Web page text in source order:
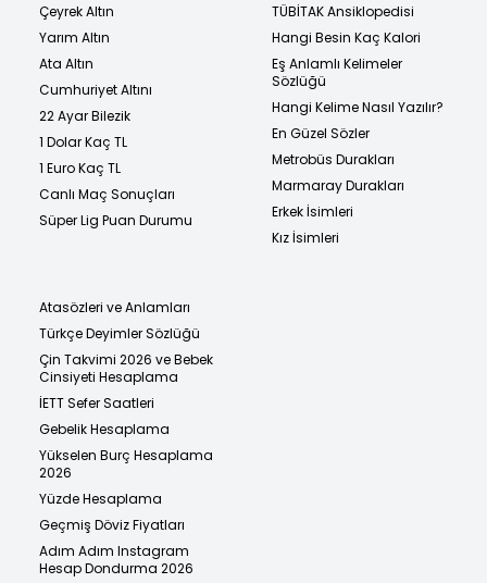
Çeyrek Altın
Yarım Altın
Ata Altın
Cumhuriyet Altını
22 Ayar Bilezik
1 Dolar Kaç TL
1 Euro Kaç TL
Canlı Maç Sonuçları
Süper Lig Puan Durumu
TÜBİTAK Ansiklopedisi
Hangi Besin Kaç Kalori
Eş Anlamlı Kelimeler
Sözlüğü
Hangi Kelime Nasıl Yazılır?
En Güzel Sözler
Metrobüs Durakları
Marmaray Durakları
Erkek İsimleri
Kız İsimleri
Atasözleri ve Anlamları
Türkçe Deyimler Sözlüğü
Çin Takvimi 2026 ve Bebek
Cinsiyeti Hesaplama
İETT Sefer Saatleri
Gebelik Hesaplama
Yükselen Burç Hesaplama
2026
Yüzde Hesaplama
Geçmiş Döviz Fiyatları
Adım Adım Instagram
Hesap Dondurma 2026